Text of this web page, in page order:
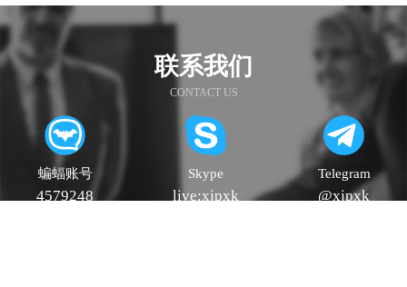
联系我们
CONTACT US
蝙蝠账号
4579248
Skype
live:xjpxk
Telegram
@xjpxk